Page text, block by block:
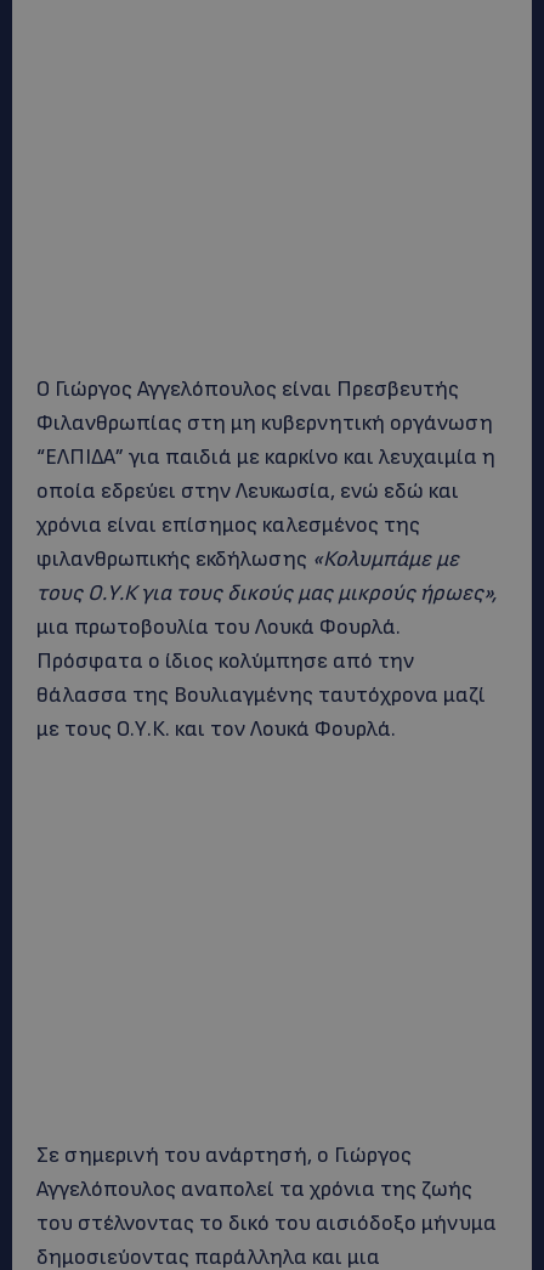
Ο Γιώργος Αγγελόπουλος είναι Πρεσβευτής
Φιλανθρωπίας στη μη κυβερνητική οργάνωση
“ΕΛΠΙΔΑ” για παιδιά με καρκίνο και λευχαιμία η
οποία εδρεύει στην Λευκωσία, ενώ εδώ και
χρόνια είναι επίσημος καλεσμένος της
φιλανθρωπικής εκδήλωσης «Κολυμπάμε με
τους Ο.Υ.Κ για τους δικούς μας μικρούς ήρωες»,
μια πρωτοβουλία του Λουκά Φουρλά.
Πρόσφατα ο ίδιος κολύμπησε από την
θάλασσα της Βουλιαγμένης ταυτόχρονα μαζί
με τους Ο.Υ.Κ. και τον Λουκά Φουρλά.
Σε σημερινή του ανάρτησή, ο Γιώργος
Αγγελόπουλος αναπολεί τα χρόνια της ζωής
του στέλνοντας το δικό του αισιόδοξο μήνυμα
δημοσιεύοντας παράλληλα και μια